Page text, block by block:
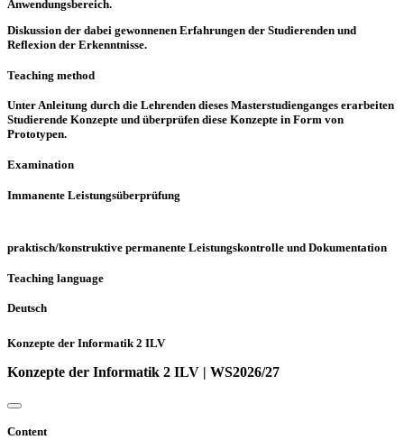
Anwendungsbereich.
Diskussion der dabei gewonnenen Erfahrungen der Studierenden und
Reflexion der Erkenntnisse.
Teaching method
Unter Anleitung durch die Lehrenden dieses Masterstudienganges erarbeiten
Studierende Konzepte und überprüfen diese Konzepte in Form von
Prototypen.
Examination
Immanente Leistungsüberprüfung
praktisch/konstruktive permanente Leistungskontrolle und Dokumentation
Teaching language
Deutsch
Konzepte der Informatik 2 ILV
Konzepte der Informatik 2 ILV | WS2026/27
Content